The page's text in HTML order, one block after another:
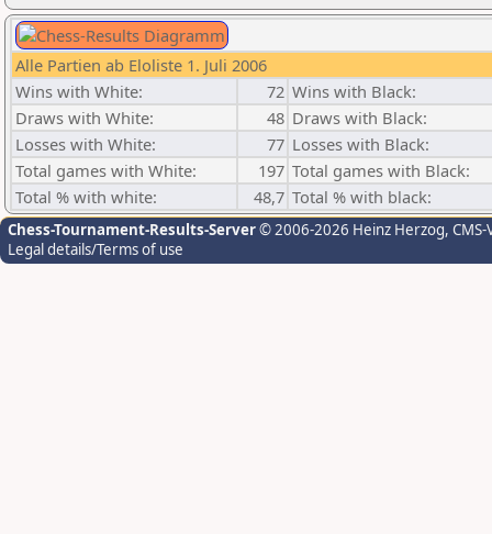
Alle Partien ab Eloliste 1. Juli 2006
Wins with White:
72 Wins with Black:
Draws with White:
48 Draws with Black:
Losses with White:
77 Losses with Black:
Total games with White:
197 Total games with Black:
Total % with white:
48,7 Total % with black:
Chess-Tournament-Results-Server© 2006-2026 Heinz Herzog,
Legal details/Terms of use